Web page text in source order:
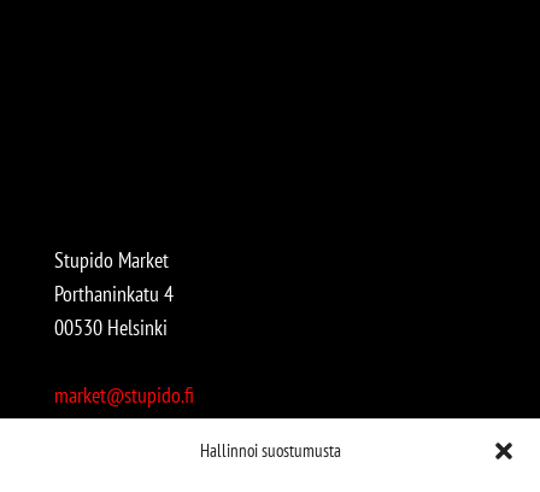
Hallinnoi suostumusta
Stupido Market
Porthaninkatu 4
00530 Helsinki
market@stupido.fi